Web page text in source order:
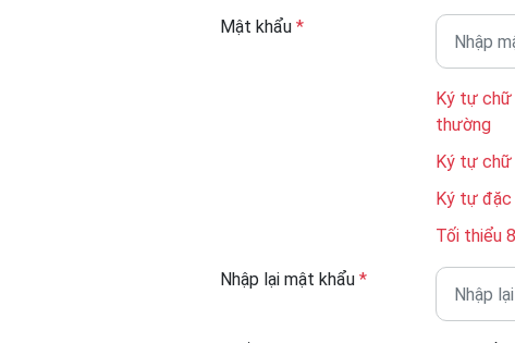
Mật khẩu *
Ký tự chữ
thường
Ký tự chữ
Ký tự
Tối thiểu
Nhập lại mật khẩu *